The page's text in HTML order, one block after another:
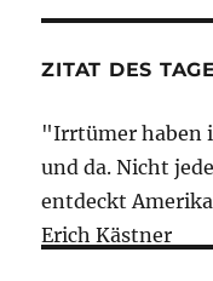
ZITAT DES
"Irrtümer haben
und da. Nicht
entdeckt
Erich Kästner